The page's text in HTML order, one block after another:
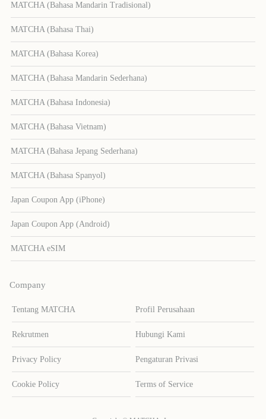
MATCHA (Bahasa Mandarin Tradisional)
MATCHA (Bahasa Thai)
MATCHA (Bahasa Korea)
MATCHA (Bahasa Mandarin Sederhana)
MATCHA (Bahasa Indonesia)
MATCHA (Bahasa Vietnam)
MATCHA (Bahasa Jepang Sederhana)
MATCHA (Bahasa Spanyol)
Japan Coupon App (iPhone)
Japan Coupon App (Android)
MATCHA eSIM
Company
Tentang MATCHA Profil Perusahaan
Rekrutmen Hubungi Kami
Privacy Policy Pengaturan Privasi
Cookie Policy Terms of Service